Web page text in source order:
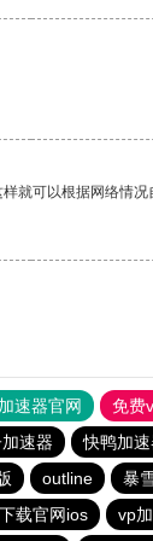
就可以根据网络情
速器官网 免费
速器 快鸭加速
outline 暴
载官网ios vp